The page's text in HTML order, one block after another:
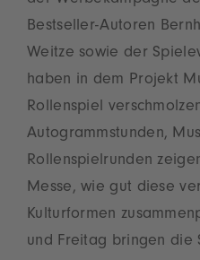
Bestseller-Autoren
Weitze sowie der
haben in dem Projekt
Rollenspiel
Autogrammstunden,
Rollenspielrunden
Messe, wie gut diese
Kulturformen
und Freitag bringen die